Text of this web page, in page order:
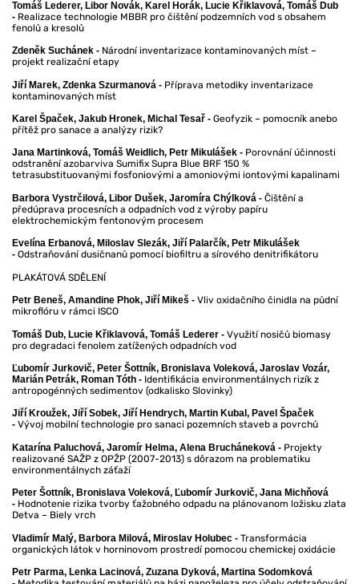
Tomáš Lederer, Libor Novák, Karel Horák, Lucie Křiklavová, Tomáš Dub
- Realizace technologie MBBR pro čištění podzemních vod s obsahem
fenolů a kresolů
Zdeněk Suchánek - Národní inventarizace kontaminovaných míst –
projekt realizační etapy
Jiří Marek, Zdenka Szurmanová - Příprava metodiky inventarizace
kontaminovaných míst
Karel Špaček, Jakub Hronek, Michal Tesař - Geofyzik – pomocník anebo
přítěž pro sanace a analýzy rizik?
Jana Martinková, Tomáš Weidlich, Petr Mikulášek - Porovnání účinnosti
odstranění azobarviva Sumifix Supra Blue BRF 150 %
tetrasubstituovanými fosfoniovými a amoniovými iontovými kapalinami
Barbora Vystrčilová, Libor Dušek, Jaromíra Chýlková - Čištění a
předúprava procesních a odpadních vod z výroby papíru
elektrochemickým fentonovým procesem
Evelína Erbanová, Miloslav Slezák, Jiří Palarčík, Petr Mikulášek
- Odstraňování dusičnanů pomocí biofiltru a sírového denitrifikátoru
PLAKÁTOVÁ SDĚLENÍ
Petr Beneš, Amandine Phok, Jiří Mikeš - Vliv oxidačního činidla na půdní
mikroflóru v rámci ISCO
Tomáš Dub, Lucie Křiklavová, Tomáš Lederer - Využití nosičů biomasy
pro degradaci fenolem zatížených odpadních vod
Ľubomír Jurkovič, Peter Šottník, Bronislava Voleková, Jaroslav Vozár,
Marián Petrák, Roman Tóth - Identifikácia environmentálnych rizík z
antropogénných sedimentov (odkalisko Slovinky)
Jiří Kroužek, Jiří Sobek, Jiří Hendrych, Martin Kubal, Pavel Špaček
- Vývoj mobilní technologie pro sanaci pozemních staveb a povrchů
Katarína Paluchová, Jaromír Helma, Alena Brucháneková - Projekty
realizované SAŽP z OPŽP (2007-2013) s dôrazom na problematiku
environmentálnych záťaží
Peter Šottník, Bronislava Voleková, Ľubomír Jurkovič, Jana Michňová
- Hodnotenie rizika tvorby ťažobného odpadu na plánovanom ložisku zlata
Detva – Biely vrch
Vladimír Malý, Barbora Milová, Miroslav Holubec - Transformácia
organických látok v horninovom prostredí pomocou chemickej oxidácie
Petr Parma, Lenka Lacinová, Zuzana Dyková, Martina Sodomková